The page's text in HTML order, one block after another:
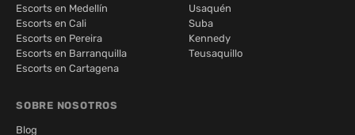
Escorts en Medellín
Escorts en Cali
Escorts en Pereira
Escorts en Barranquilla
Escorts en Cartagena
Usaquén
Suba
Kennedy
Teusaquillo
SOBRE NOSOTROS
Blog